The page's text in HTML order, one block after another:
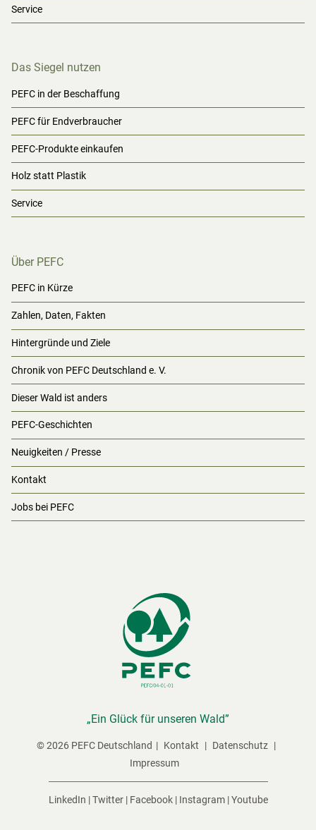
Service
Das Siegel nutzen
PEFC in der Beschaffung
PEFC für Endverbraucher
PEFC-Produkte einkaufen
Holz statt Plastik
Service
Über PEFC
PEFC in Kürze
Zahlen, Daten, Fakten
Hintergründe und Ziele
Chronik von PEFC Deutschland e. V.
Dieser Wald ist anders
PEFC-Geschichten
Neuigkeiten / Presse
Kontakt
Jobs bei PEFC
„Ein Glück für unseren Wald”
© 2026 PEFC Deutschland Kontakt
Datenschutz
Impressum
LinkedIn |Twitter| Facebook| Instagram|Youtube